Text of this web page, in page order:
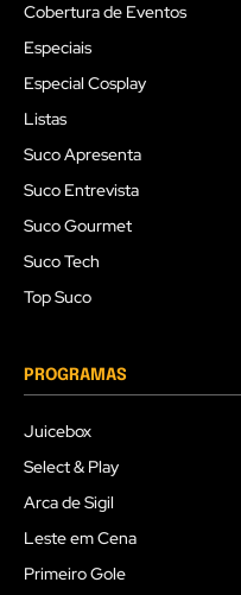
Cobertura de Eventos
Especiais
Especial Cosplay
Listas
Suco Apresenta
Suco Entrevista
Suco Gourmet
Suco Tech
Top Suco
PROGRAMAS
Juicebox
Select & Play
Arca de Sigil
Leste em Cena
Primeiro Gole